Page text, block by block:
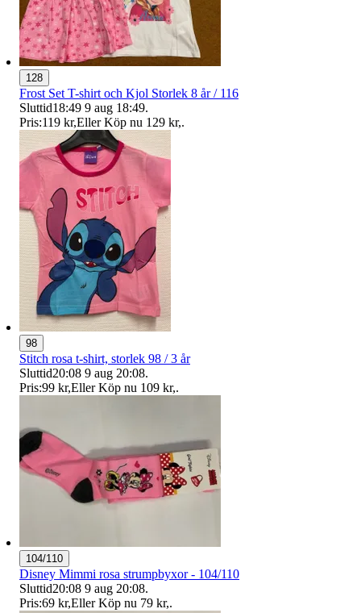
128
Frost Set T-shirt och Kjol Storlek 8 år / 116
Sluttid18:49 9 aug 18:49.
Pris:119 kr,Eller Köp nu 129 kr,.
98
Stitch rosa t-shirt, storlek 98 / 3 år
Sluttid20:08 9 aug 20:08.
Pris:99 kr,Eller Köp nu 109 kr,.
104/110
Disney Mimmi rosa strumpbyxor - 104/110
Sluttid20:08 9 aug 20:08.
Pris:69 kr,Eller Köp nu 79 kr,.